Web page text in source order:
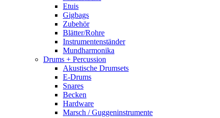
Etuis
Gigbags
Zubehör
Blätter/Rohre
Instrumentenständer
Mundharmonika
Drums + Percussion
Akustische Drumsets
E-Drums
Snares
Becken
Hardware
Marsch / Guggeninstrumente